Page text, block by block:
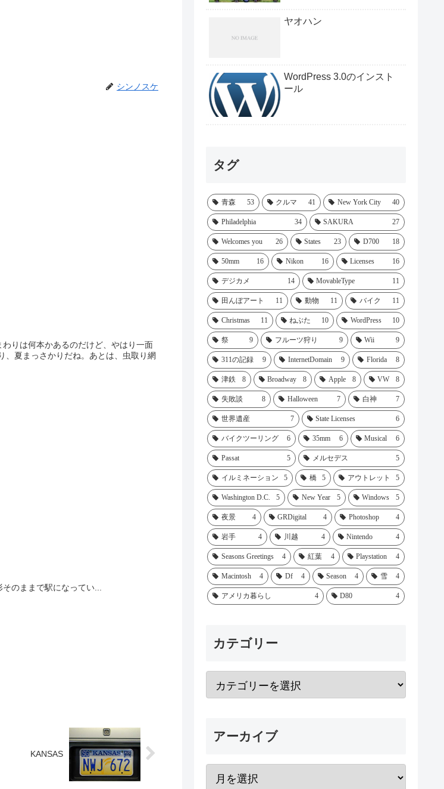
シンノスケ
りは何本かあるのだけど、やはり一面
、夏まっさかりだね。あとは、虫取り網
のままで駅になってい...
KANSAS
ヤオハン
WordPress 3.0のインスト
ール
タグ
青森 53 クルマ 41 New York City 40
Philadelphia 34 SAKURA 27
Welcomes you 26 States 23 D700 18
50mm 16 Nikon 16 Licenses 16
デジカメ 14 MovableType 11
田んぼアート 11 動物 11 バイク 11
Christmas 11 ねぶた 10 WordPress 10
祭 9 フルーツ狩り 9 Wii 9
311の記録 9 InternetDomain 9 Florida 8
津鉄 8 Broadway 8 Apple 8 VW 8
失敗談 8 Halloween 7 白神 7
世界遺産 7 State Licenses 6
バイクツーリング 6 35mm 6 Musical 6
Passat 5 メルセデス 5
イルミネーション 5 橋 5 アウトレット 5
Washington D.C. 5 New Year 5 Windows 5
夜景 4 GRDigital 4 Photoshop 4
岩手 4 川越 4 Nintendo 4
Seasons Greetings 4 紅葉 4 Playstation 4
Macintosh 4 Df 4 Season 4 雪 4
アメリカ暮らし 4 D80 4
カテゴリー
アーカイブ